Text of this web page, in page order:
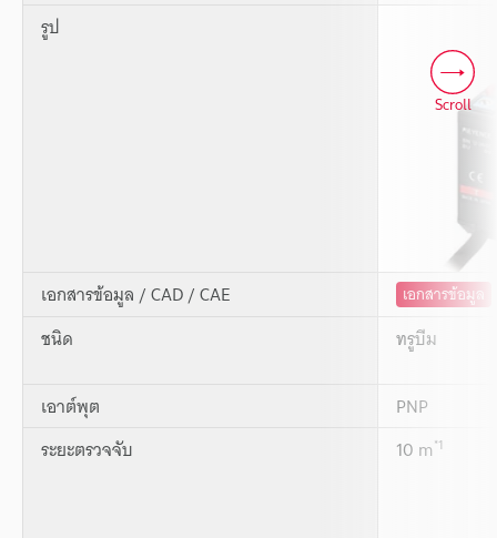
รูป
เอกสารข้อมูล / CAD / CAE เอกสารข้อมูล
ชนิด ทรูบีม
เอาต์พุต
PNP
ระยะตรวจจับ
10 m*1
Scroll